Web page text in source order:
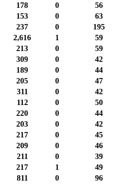
178 0
56
153 0
63
237 0
195
2,616 1
59
213 0
59
309 0
42
189 0
44
205 0
47
311 0
42
112 0
50
220 0
44
203 0
42
217 0
45
209 0
46
211 0
39
217 1
49
811 0
96